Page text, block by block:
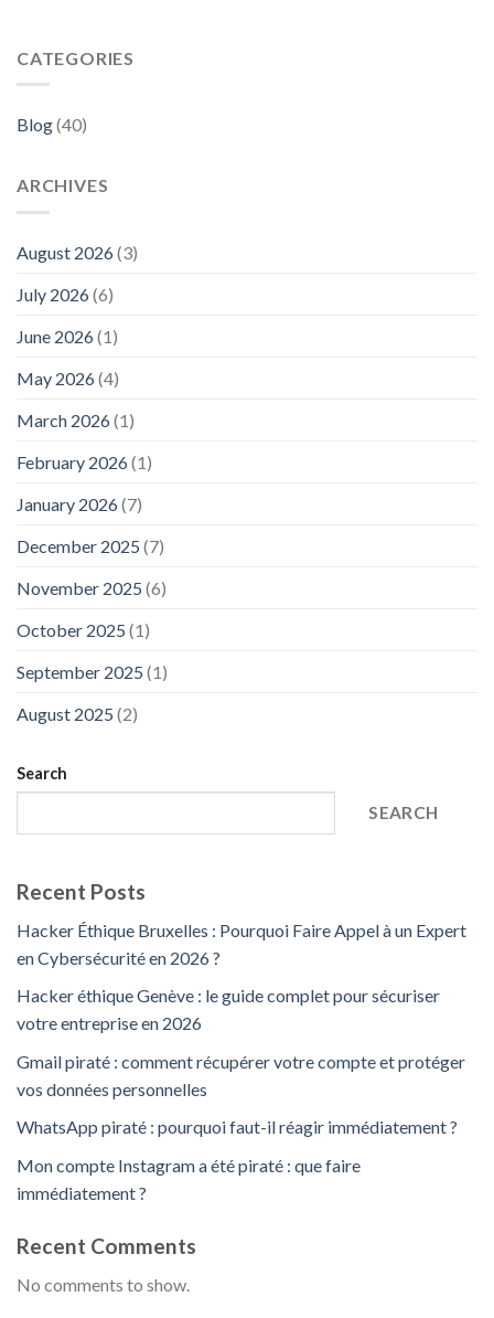
CATEGORIES
Blog(40)
ARCHIVES
August 2026(3)
July 2026(6)
June 2026(1)
May 2026(4)
March 2026(1)
February 2026(1)
January 2026(7)
December 2025 (7)
November 2025 (6)
October 2025 (1)
September 2025 (1)
August 2025 (2)
Search
SEARCH
Recent Posts
Hacker Éthique Bruxelles : Pourquoi Faire Appel à un Expert
en Cybersécurité en 2026 ?
Hacker éthique Genève : le guide complet pour sécuriser
votre entreprise en 2026
Gmail piraté : comment récupérer votre compte et protéger
vos données personnelles
WhatsApp piraté : pourquoi faut-il réagir immédiatement ?
Mon compte Instagram a été piraté : que faire
immédiatement ?
Recent Comments
No comments to show.